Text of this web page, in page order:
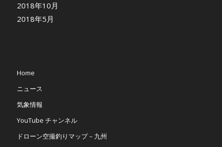
2018年10月
2018年5月
Home
ニュース
気象情報
YouTube チャンネル
ドローン空撮釣りマップ－九州